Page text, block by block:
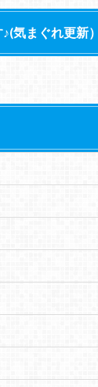
気まぐれ更新）